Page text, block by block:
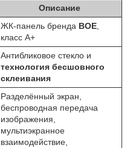
Описание
ЖК-панель бренда BOE,
класс A+
Антибликовое стекло и
технология бесшовного
склеивания
Разделённый экран,
беспроводная передача
изображения,
мультиэкранное
взаимодействие,